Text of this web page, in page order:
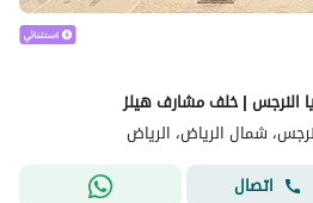
النرجس | خلف مشارف هيلز
شمال الرياض، الرياض
اتصال